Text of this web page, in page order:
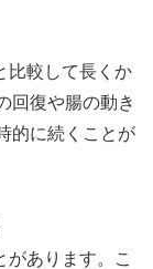
比較して長くか
回復や腸の動き
的に続くことが
があります。こ